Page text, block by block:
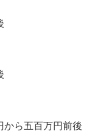
ら五百万円前後